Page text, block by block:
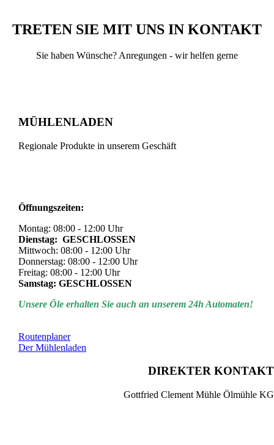
TRETEN SIE MIT UNS IN KONTAKT
Sie haben Wünsche? Anregungen - wir helfen gerne
MÜHLENLADEN
Regionale Produkte in unserem Geschäft
Öffnungszeiten:
Montag: 08:00 - 12:00 Uhr
Dienstag: GESCHLOSSEN
Mittwoch: 08:00 - 12:00 Uhr
Donnerstag: 08:00 - 12:00 Uhr
Freitag: 08:00 - 12:00 Uhr
Samstag: GESCHLOSSEN
Unsere Öle erhalten Sie auch an unserem 24h Automaten!
Routenplaner
Der Mühlenladen
DIREKTER KONTAKT
Gottfried Clement Mühle Ölmühle KG